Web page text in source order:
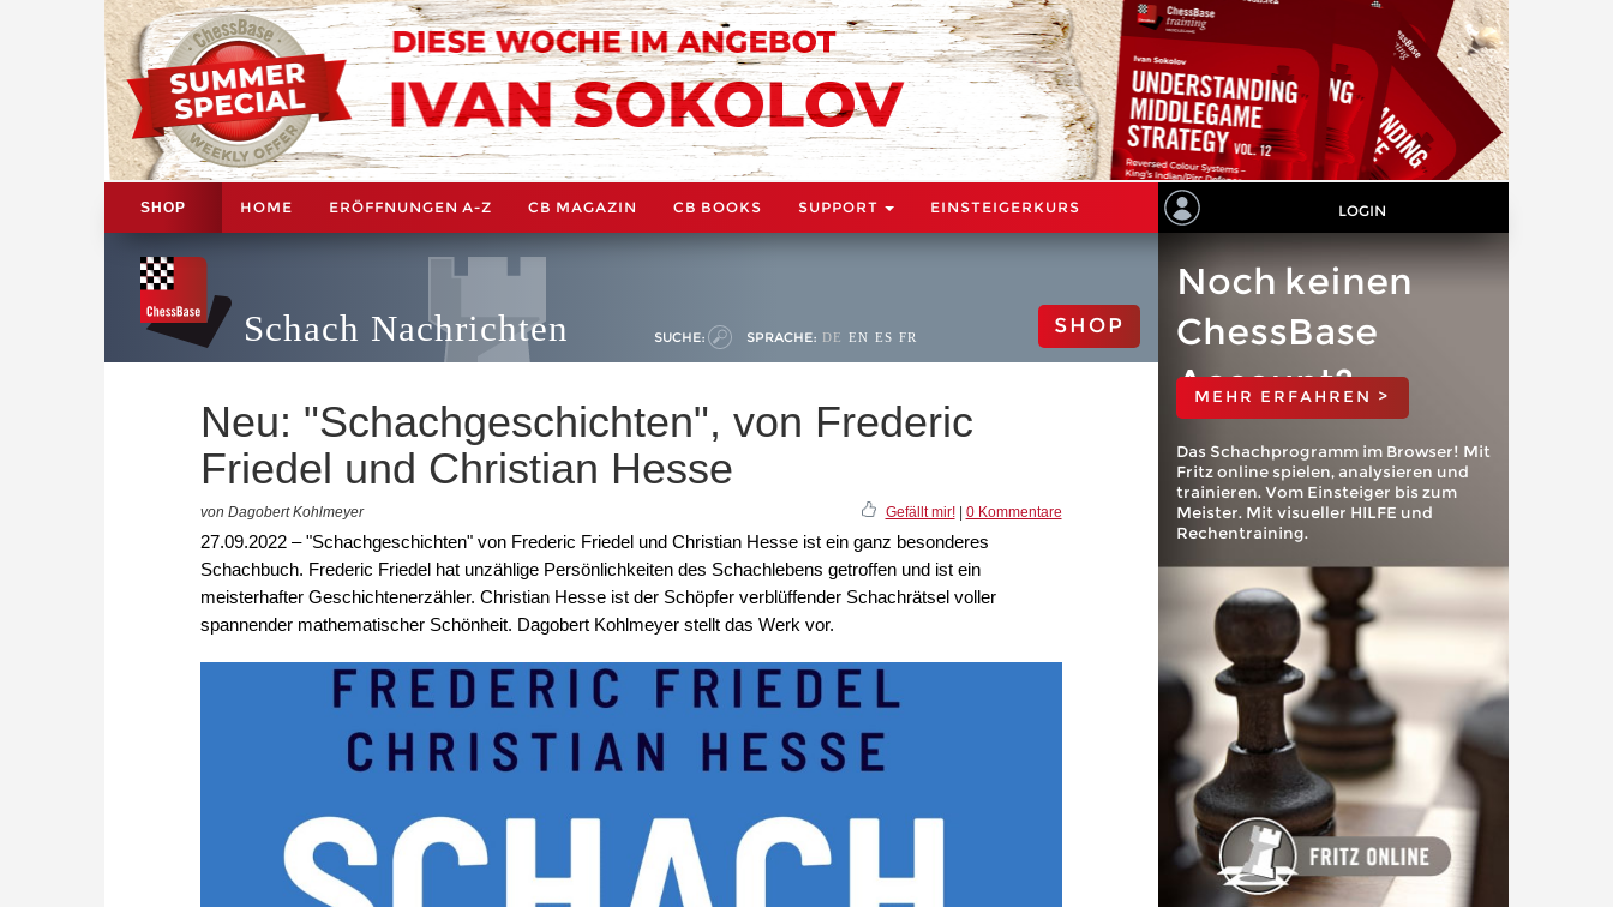
SHOP HOME ERÖFFNUNGEN A-Z CB MAGAZIN CB BOOKS SUPPORT EINSTEIGERKURS LOGIN
Schach Nachrichten SUCHE: SPRACHE: DE EN ES FR SHOP
Neu: "Schachgeschichten", von Frederic
Friedel und Christian Hesse
von Dagobert Kohlmeyer Gefällt mir!| 0 Kommentare
27.09.2022 – "Schachgeschichten" von Frederic Friedel und Christian Hesse ist ein ganz besonderes
Schachbuch. Frederic Friedel hat unzählige Persönlichkeiten des Schachlebens getroffen und ist ein
meisterhafter Geschichtenerzähler. Christian Hesse ist der Schöpfer verblüffender Schachrätsel voller
spannender mathematischer Schönheit. Dagobert Kohlmeyer stellt das Werk vor.
Noch keinen
ChessBase
Account?
MEHR ERFAHREN >
Das Schachprogramm im Browser! Mit
Fritz online spielen, analysieren und
trainieren. Vom Einsteiger bis zum
Meister. Mit visueller HILFE und
Rechentraining.